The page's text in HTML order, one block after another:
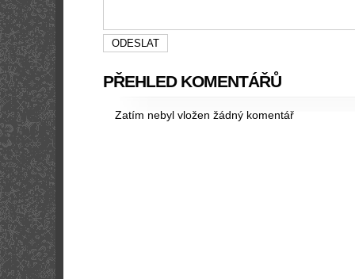
PŘEHLED KOMENTÁŘŮ
Zatím nebyl vložen žádný komentář